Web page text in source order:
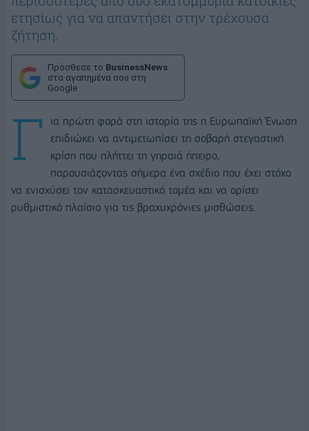
ετησίως για να απαντήσει στην τρέχουσα
ζήτηση.
Πρόσθεσε το BusinessNews
στα αγαπημένα σου στη
Google
Γ
ια πρώτη φορά στη ιστορία της η Ευρωπαϊκή Ένωση
επιδιώκει να αντιμετωπίσει τη σοβαρή στεγαστική
κρίση που πλήττει τη γηραιά ήπειρο,
παρουσιάζοντας σήμερα ένα σχέδιο που έχει στόχο
να ενισχύσει τον κατασκευαστικό τομέα και να ορίσει
ρυθμιστικό πλαίσιο για τις βραχυχρόνιες μισθώσεις.